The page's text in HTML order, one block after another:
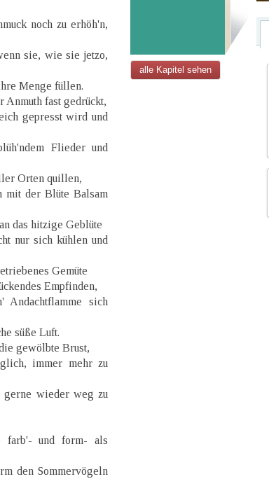
noch zu erhöh'n,
sie, wie sie jetzo,
Menge füllen.
Anmuth fast gedrückt,
gepresst wird und
Flieder und
Orten quillen,
mit der Blüte Balsam
das hitzige Geblüte
nur sich kühlen und
Gemüte
Empfinden,
sich
süße Luft.
gewölbte Brust,
immer mehr zu
gerne wieder weg zu
farb'- und form- als
den Sommervögeln
alle Kapitel sehen